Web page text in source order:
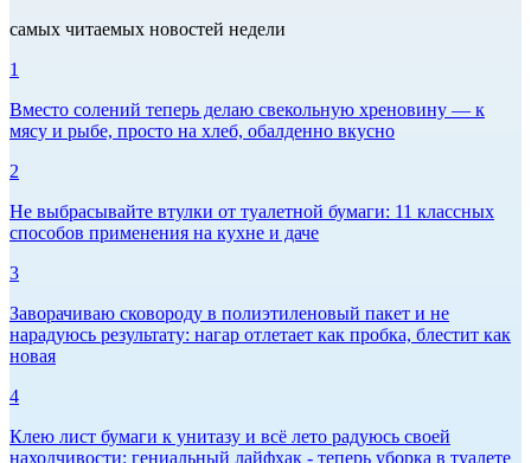
самых читаемых новостей недели
1
Вместо солений теперь делаю свекольную хреновину — к
мясу и рыбе, просто на хлеб, обалденно вкусно
2
Не выбрасывайте втулки от туалетной бумаги: 11 классных
способов применения на кухне и даче
3
Заворачиваю сковороду в полиэтиленовый пакет и не
нарадуюсь результату: нагар отлетает как пробка, блестит как
новая
4
Клею лист бумаги к унитазу и всё лето радуюсь своей
находчивости: гениальный лайфхак - теперь уборка в туалете